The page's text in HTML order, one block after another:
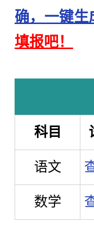
确，一键生
填报吧！
科目
语文
数学